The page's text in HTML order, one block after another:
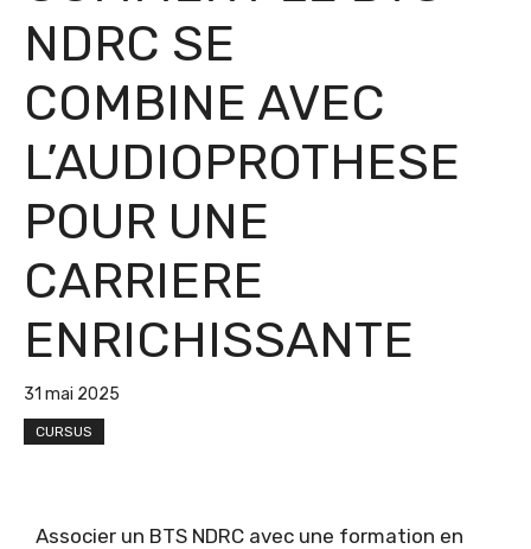
NDRC SE
COMBINE AVEC
L’AUDIOPROTHESE
POUR UNE
CARRIERE
ENRICHISSANTE
31 mai 2025
CURSUS
Associer un BTS NDRC avec une formation en